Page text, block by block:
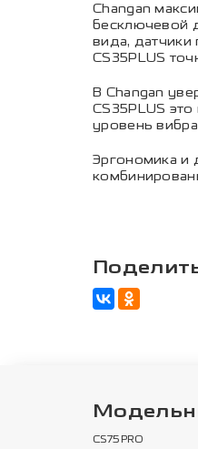
Changan
бесключевой
вида,
CS35PLUS
В Changan
CS35PLUS
уровень
Эргономика и
CS75PRO